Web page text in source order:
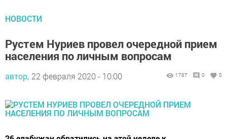
НОВОСТИ
Рустем Нуриев провел очередной прием
населения по личным вопросам
автор, 22 февраля 2020 - 10:00 1787 0 0